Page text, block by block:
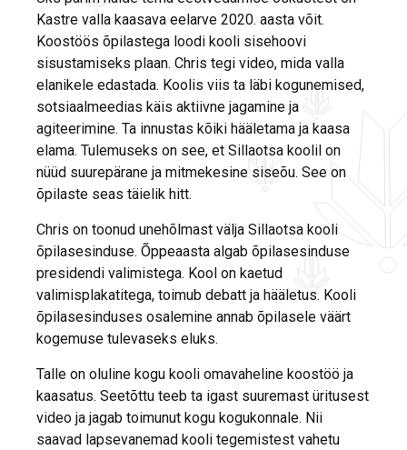
Kastre valla kaasava eelarve 2020. aasta võit.
Koostöös õpilastega loodi kooli sisehoovi
sisustamiseks plaan. Chris tegi video, mida valla
elanikele edastada. Koolis viis ta läbi kogunemised,
sotsiaalmeedias käis aktiivne jagamine ja
agiteerimine. Ta innustas kõiki hääletama ja kaasa
elama. Tulemuseks on see, et Sillaotsa koolil on
nüüd suurepärane ja mitmekesine siseõu. See on
õpilaste seas täielik hitt.
Chris on toonud unehõlmast välja Sillaotsa kooli
õpilasesinduse. Õppeaasta algab õpilasesinduse
presidendi valimistega. Kool on kaetud
valimisplakatitega, toimub debatt ja hääletus. Kooli
õpilasesinduses osalemine annab õpilasele väärt
kogemuse tulevaseks eluks.
Talle on oluline kogu kooli omavaheline koostöö ja
kaasatus. Seetõttu teeb ta igast suuremast üritusest
video ja jagab toimunut kogu kogukonnale. Nii
saavad lapsevanemad kooli tegemistest vahetu